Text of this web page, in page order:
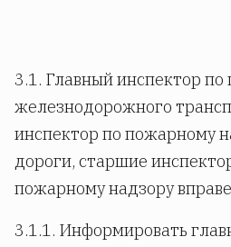
3.1. Главный инспектор
железнодорожного
инспектор по пожарному
дороги, старшие
пожарному надзору
3.1.1. Информировать